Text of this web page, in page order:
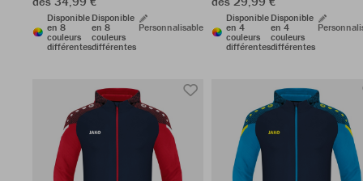
Disponible
en 8
couleurs
différentes
Disponible
en 8
couleurs
différentes
Personnalisable
Disponible
en 4
couleurs
différentes
Disponible
en 4
couleurs
différentes